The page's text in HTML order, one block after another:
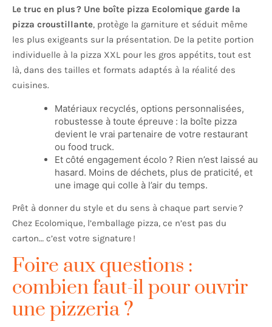
Le truc en plus ? Une boîte pizza Ecolomique garde la
pizza croustillante, protège la garniture et séduit même
les plus exigeants sur la présentation. De la petite portion
individuelle à la pizza XXL pour les gros appétits, tout est
là, dans des tailles et formats adaptés à la réalité des
cuisines.
Matériaux recyclés, options personnalisées,
robustesse à toute épreuve : la boîte pizza
devient le vrai partenaire de votre restaurant
ou food truck.
Et côté engagement écolo ? Rien n’est laissé au
hasard. Moins de déchets, plus de praticité, et
une image qui colle à l’air du temps.
Prêt à donner du style et du sens à chaque part servie ?
Chez Ecolomique, l’emballage pizza, ce n’est pas du
carton… c’est votre signature !
Foire aux questions :
combien faut-il pour ouvrir
une pizzeria ?